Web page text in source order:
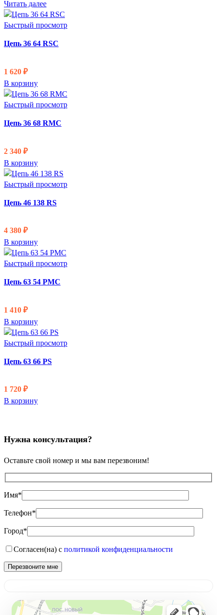
Читать далее
Быстрый просмотр
Цепь 36 64 RSC
1 620 ₽
В корзину
Быстрый просмотр
Цепь 36 68 RMC
2 340 ₽
В корзину
Быстрый просмотр
Цепь 46 138 RS
4 380 ₽
В корзину
Быстрый просмотр
Цепь 63 54 PMC
1 410 ₽
В корзину
Быстрый просмотр
Цепь 63 66 PS
1 720 ₽
В корзину
Нужна консультация?
Оставьте свой номер и мы вам перезвоним!
Имя*
Телефон*
Город*
Согласен(на) с политикой конфиденциальности